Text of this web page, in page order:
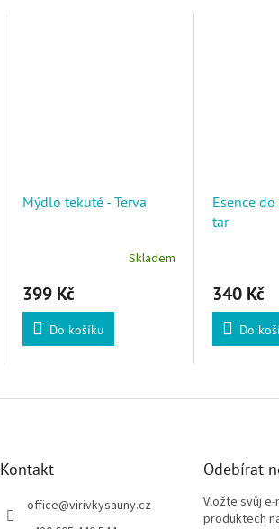
Mýdlo tekuté - Terva
Skladem
399 Kč
Do košíku
Esence
tar
340 Kč
Do
Kontakt
office@virivkysauny.cz
Odebírat
Vložte svůj
produktech